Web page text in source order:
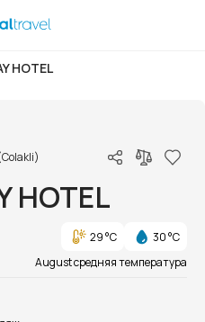
HOTEL
HOTEL
29 °C
30 °C
August средняя температура